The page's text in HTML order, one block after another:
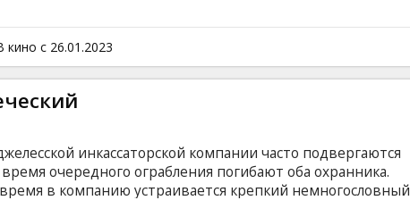
группе убедительное прикрытие. На кону судьба
этот раз супершпионам придется играть по правилам
английском языке с субтитрами на латышском и
кино с 26.01.2023
инкассаторской компании часто подвергаются
очередного ограбления погибают оба охранника.
в компанию устраивается крепкий немногословный